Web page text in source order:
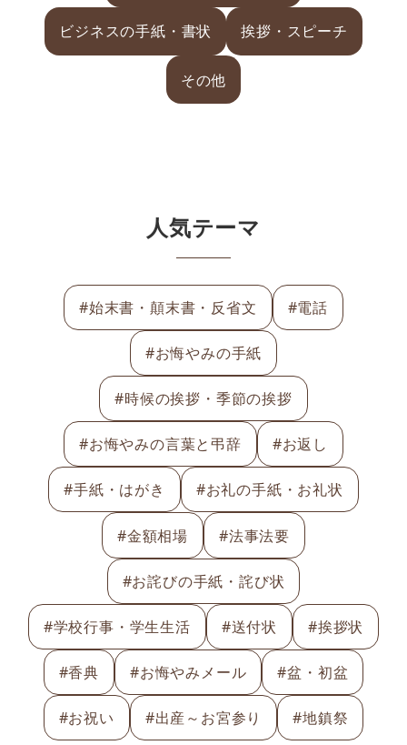
ビジネスの手紙・書状 挨拶・スピーチ
その他
人気テーマ
#始末書・顛末書・反省文 #電話
#お悔やみの手紙
#時候の挨拶・季節の挨拶
#お悔やみの言葉と弔辞 #お返し
#手紙・はがき #お礼の手紙・お礼状
#金額相場 #法事法要
#お詫びの手紙・詫び状
#学校行事・学生生活 #送付状 #挨拶状
#香典 #お悔やみメール #盆・初盆
#お祝い #出産～お宮参り #地鎮祭